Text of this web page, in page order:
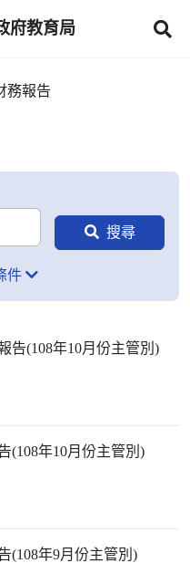
府教育局
務報告
件
告(108年10月份主管別)
(108年10月份主管別)
(108年9月份主管別)